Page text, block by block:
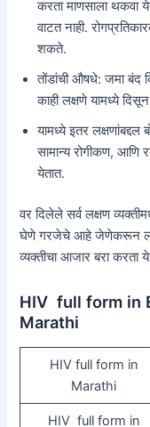
करता माणसाला थकवा
वाटत नाही.
शकते.
तोंडांची औषधे: जमा बंद
काही लक्षणे यामध्ये
यामध्ये इतर लक्षणांबद्दल
सामान्य रोगीकण, आणि
येतात.
वर दिलेले सर्व लक्षण
घेणे गरजेचे आहे जेणेकरून
व्यक्तीचा आजार बरा करता
HIV full form in
Marathi
HIV full form in
Marathi
HIV full form in